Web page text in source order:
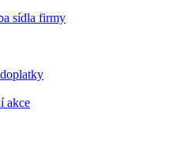
sídla firmy
akce